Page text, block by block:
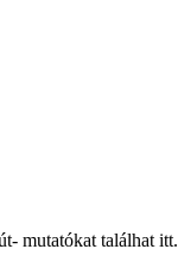
mutatókat találhat itt.